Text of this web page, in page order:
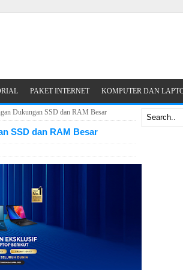
PAKET INTERNET KOMPUTER DAN
Dukungan SSD dan RAM Besar
SSD dan RAM Besar